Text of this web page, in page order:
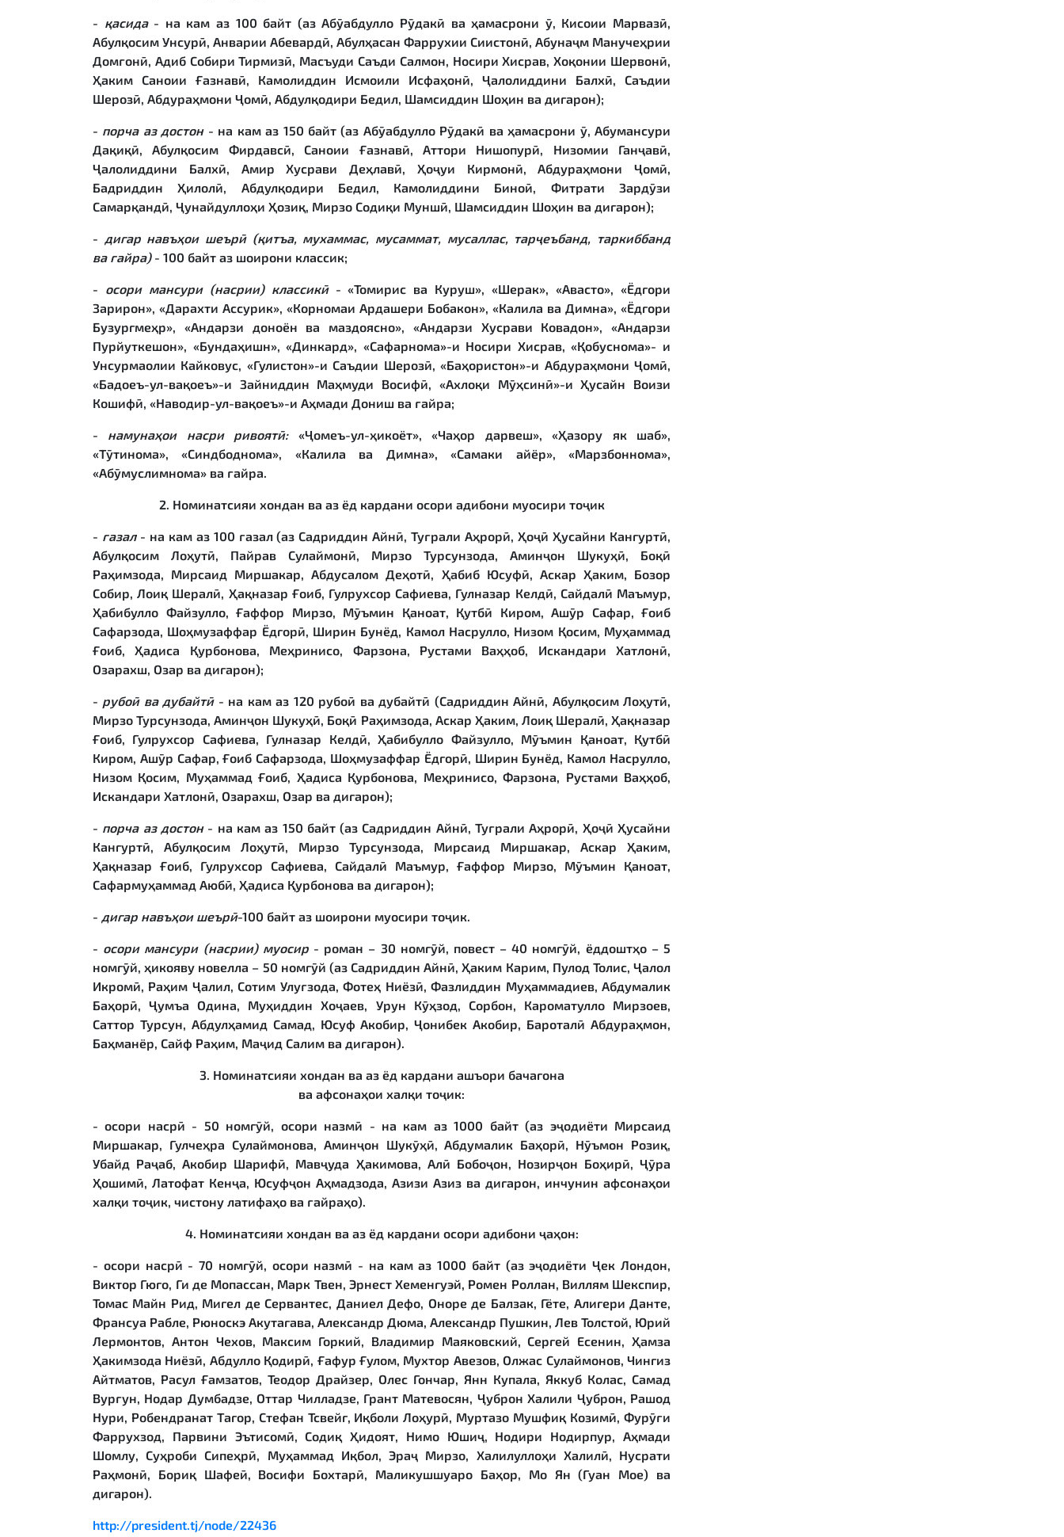
- қасида- на кам аз 100 байт (аз Абӯабдулло Рӯдакӣ ва ҳамасрони ӯ, Кисоии Марвазӣ,
Абулқосим Унсурӣ, Анварии Абевардӣ, Абулҳасан Фаррухии Сиистонӣ, Абунаҷм Манучеҳрии
Домғонӣ, Адиб Собири Тирмизӣ, Масъуди Саъди Салмон, Носири Хисрав, Хоқонии Шервонӣ,
Ҳаким Саноии Ғазнавӣ, Камолиддин Исмоили Исфаҳонӣ, Ҷалолиддини Балхӣ, Саъдии
Шерозӣ, Абдураҳмони Ҷомӣ, Абдулқодири Бедил, Шамсиддин Шоҳин ва дигарон);
- порча аз достон- на кам аз 150 байт (аз Абӯабдулло Рӯдакӣ ва ҳамасрони ӯ, Абумансури
Дақиқӣ, Абулқосим Фирдавсӣ, Саноии Ғазнавӣ, Аттори Нишопурӣ, Низомии Ганҷавӣ,
Ҷалолиддини Балхӣ, Амир Хусрави Деҳлавӣ, Ҳоҷуи Кирмонӣ, Абдураҳмони Ҷомӣ,
Бадриддин Ҳилолӣ, Абдулқодири Бедил, Камолиддини Биноӣ, Фитрати Зардӯзи
Самарқандӣ, Ҷунайдуллоҳи Ҳозиқ, Мирзо Содиқи Муншӣ, Шамсиддин Шоҳин ва дигарон);
- дигар навъҳои шеърӣ (қитъа, мухаммас, мусаммат, мусаллас, тарҷеъбанд, таркиббанд
ва ғайра) - 100 байт аз шоирони классик;
- осори мансури (насрии) классикӣ- «Томирис ва Куруш», «Шерак», «Авасто», «Ёдгори
Зарирон», «Дарахти Ассурик», «Корномаи Ардашери Бобакон», «Калила ва Димна», «Ёдгори
Бузургмеҳр», «Андарзи доноён ва маздоясно», «Андарзи Хусрави Ковадон», «Андарзи
Пурйуткешон», «Бундаҳишн», «Динкард», «Сафарнома»-и Носири Хисрав, «Қобуснома»- и
Унсурмаолии Кайковус, «Гулистон»-и Саъдии Шерозӣ, «Баҳористон»-и Абдураҳмони Ҷомӣ,
«Бадоеъ-ул-вақоеъ»-и Зайниддин Маҳмуди Восифӣ, «Ахлоқи Мӯҳсинӣ»-и Ҳусайн Воизи
Кошифӣ, «Наводир-ул-вақоеъ»-и Аҳмади Дониш ва ғайра;
- намунаҳои насри ривоятӣ:«Ҷомеъ-ул-ҳикоёт», «Чаҳор дарвеш», «Ҳазору як шаб»,
«Тӯтинома», «Синдбоднома», «Калила ва Димна», «Самаки айёр», «Марзбоннома»,
«Абӯмуслимнома» ва ғайра.
2. Номинатсияи хондан ва аз ёд кардани осори адибони муосири тоҷик
- ғазал- на кам аз 100 ғазал (аз Садриддин Айнӣ, Туғрали Аҳрорӣ, Ҳоҷӣ Ҳусайни Кангуртӣ,
Абулқосим Лоҳутӣ, Пайрав Сулаймонӣ, Мирзо Турсунзода, Аминҷон Шукуҳӣ, Боқӣ
Раҳимзода, Мирсаид Миршакар, Абдусалом Деҳотӣ, Ҳабиб Юсуфӣ, Аскар Ҳаким, Бозор
Собир, Лоиқ Шералӣ, Ҳақназар Ғоиб, Гулрухсор Сафиева, Гулназар Келдӣ, Сайдалӣ Маъмур,
Ҳабибулло Файзулло, Ғаффор Мирзо, Мӯъмин Қаноат, Қутбӣ Киром, Ашӯр Сафар, Ғоиб
Сафарзода, Шоҳмузаффар Ёдгорӣ, Ширин Бунёд, Камол Насрулло, Низом Қосим, Муҳаммад
Ғоиб, Ҳадиса Қурбонова, Меҳринисо, Фарзона, Рустами Ваҳҳоб, Искандари Хатлонӣ,
Озарахш, Озар ва дигарон);
- рубоӣва дубайтӣ- на кам аз 120 рубоӣ ва дубайтӣ (Садриддин Айнӣ, Абулқосим Лоҳутӣ,
Мирзо Турсунзода, Аминҷон Шукуҳӣ, Боқӣ Раҳимзода, Аскар Ҳаким, Лоиқ Шералӣ, Ҳақназар
Ғоиб, Гулрухсор Сафиева, Гулназар Келдӣ, Ҳабибулло Файзулло, Мӯъмин Қаноат, Қутбӣ
Киром, Ашӯр Сафар, Ғоиб Сафарзода, Шоҳмузаффар Ёдгорӣ, Ширин Бунёд, Камол Насрулло,
Низом Қосим, Муҳаммад Ғоиб, Ҳадиса Қурбонова, Меҳринисо, Фарзона, Рустами Ваҳҳоб,
Искандари Хатлонӣ, Озарахш, Озар ва дигарон);
- порча аз достон - на кам аз 150 байт (аз Садриддин Айнӣ, Туғрали Аҳрорӣ, Ҳоҷӣ Ҳусайни
Кангуртӣ, Абулқосим Лоҳутӣ, Мирзо Турсунзода, Мирсаид Миршакар, Аскар Ҳаким,
Ҳақназар Ғоиб, Гулрухсор Сафиева, Сайдалӣ Маъмур, Ғаффор Мирзо, Мӯъмин Қаноат,
Сафармуҳаммад Аюбӣ, Ҳадиса Қурбонова ва дигарон);
- дигар навъҳои шеърӣ-100 байт аз шоирони муосири тоҷик.
- осори мансури (насрии) муосир- роман – 30 номгӯй, повест – 40 номгӯй, ёддоштҳо – 5
номгӯй, ҳикояву новелла – 50 номгӯй (аз Садриддин Айнӣ, Ҳаким Карим, Пулод Толис, Ҷалол
Икромӣ, Раҳим Ҷалил, Сотим Улуғзода, Фотеҳ Ниёзӣ, Фазлиддин Муҳаммадиев, Абдумалик
Баҳорӣ, Ҷумъа Одина, Муҳиддин Хоҷаев, Урун Кӯҳзод, Сорбон, Кароматулло Мирзоев,
Саттор Турсун, Абдулҳамид Самад, Юсуф Акобир, Ҷонибек Акобир, Бароталӣ Абдураҳмон,
Баҳманёр, Сайф Раҳим, Маҷид Салим ва дигарон).
3. Номинатсияи хондан ва аз ёд кардани ашъори бачагона
ва афсонаҳои халқи тоҷик:
- осори насрӣ - 50 номгӯй, осори назмӣ - на кам аз 1000 байт (аз эҷодиёти Мирсаид
Миршакар, Гулчеҳра Сулаймонова, Аминҷон Шукӯҳӣ, Абдумалик Баҳорӣ, Нӯъмон Розиқ,
Убайд Раҷаб, Акобир Шарифӣ, Мавҷуда Ҳакимова, Алӣ Бобоҷон, Нозирҷон Боҳирӣ, Ҷӯра
Ҳошимӣ, Латофат Кенҷа, Юсуфҷон Аҳмадзода, Азизи Азиз ва дигарон, инчунин афсонаҳои
халқи тоҷик, чистону латифаҳо ва ғайраҳо).
4. Номинатсияи хондан ва аз ёд кардани осори адибони ҷаҳон:
- осори насрӣ - 70 номгӯй, осори назмӣ - на кам аз 1000 байт (аз эҷодиёти Ҷек Лондон,
Виктор Гюго, Ги де Мопассан, Марк Твен, Эрнест Хеменгуэй, Ромен Роллан, Виллям Шекспир,
Томас Майн Рид, Мигел де Сервантес, Даниел Дефо, Оноре де Балзак, Гёте, Алигери Данте,
Франсуа Рабле, Рюноскэ Акутагава, Александр Дюма, Александр Пушкин, Лев Толстой, Юрий
Лермонтов, Антон Чехов, Максим Горкий, Владимир Маяковский, Сергей Есенин, Ҳамза
Ҳакимзода Ниёзӣ, Абдулло Қодирӣ, Ғафур Ғулом, Мухтор Авезов, Олжас Сулаймонов, Чингиз
Айтматов, Расул Ғамзатов, Теодор Драйзер, Олес Гончар, Янн Купала, Яккуб Колас, Самад
Вурғун, Нодар Думбадзе, Оттар Чилладзе, Грант Матевосян, Ҷуброн Халили Ҷуброн, Рашод
Нури, Робендранат Тагор, Стефан Тсвейг, Иқболи Лоҳурӣ, Муртазо Мушфиқ Козимӣ, Фурӯғи
Фаррухзод, Парвини Эътисомӣ, Содиқ Ҳидоят, Нимо Юшиҷ, Нодири Нодирпур, Аҳмади
Шомлу, Суҳроби Сипеҳрӣ, Муҳаммад Иқбол, Эраҷ Мирзо, Халилуллоҳи Халилӣ, Нусрати
Раҳмонӣ, Бориқ Шафеӣ, Восифи Бохтарӣ, Маликушшуаро Баҳор, Мо Ян (Гуан Мое) ва
дигарон).
http://president.tj/node/22436